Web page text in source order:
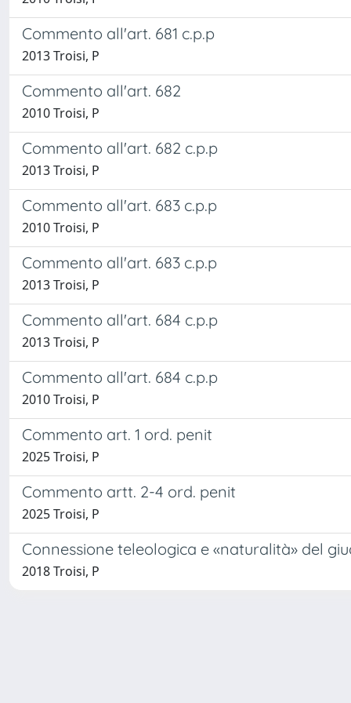
Commento all'art. 681 c.p.p
2013 Troisi, P
Commento all'art. 682
2010 Troisi, P
Commento all'art. 682 c.p.p
2013 Troisi, P
Commento all'art. 683 c.p.p
2010 Troisi, P
Commento all'art. 683 c.p.p
2013 Troisi, P
Commento all'art. 684 c.p.p
2013 Troisi, P
Commento all'art. 684 c.p.p
2010 Troisi, P
Commento art. 1 ord. penit
2025 Troisi, P
Commento artt. 2-4 ord. penit
2025 Troisi, P
Connessione teleologica e «naturalità» del
2018 Troisi, P